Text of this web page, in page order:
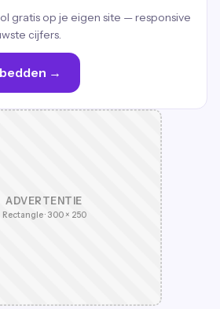
gratis op je eigen site — responsive
cijfers.
→
ADVERTENTIE
Rectangle · 300 × 250